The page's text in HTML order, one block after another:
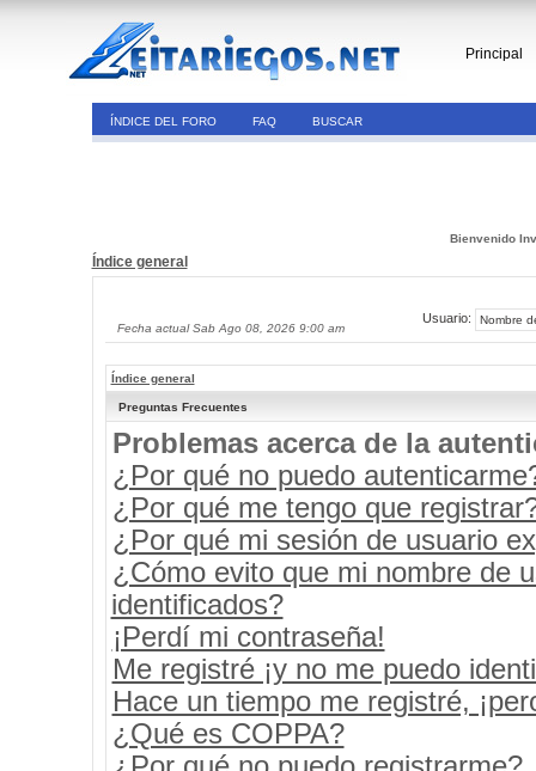
Principal
ÍNDICE DEL FORO FAQ BUSCAR
Bienvenido
Índice general
Fecha actual Sab Ago 08, 2026 9:00 am
Usuario:
Índice general
Preguntas Frecuentes
Problemas acerca de la
¿Por qué no puedo
¿Por qué me tengo que
¿Por qué mi sesión de usuario
¿Cómo evito que mi nombre de
identificados?
¡Perdí mi contraseña!
Me registré ¡y no me puedo
Hace un tiempo me registré,
¿Qué es COPPA?